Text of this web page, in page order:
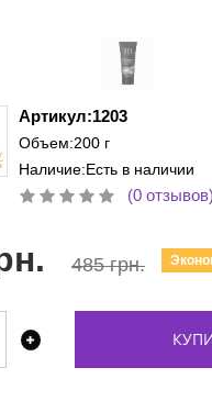
Артикул:1203
Объем:200 г
Наличие:Есть в наличии
(0 отзывов)
485 грн.